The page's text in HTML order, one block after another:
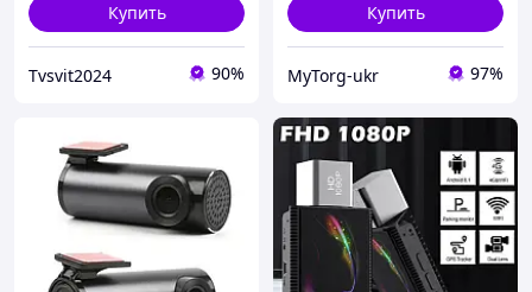
Купить
Tvsvit2024 90%
Купить
MyTorg-ukr 97%